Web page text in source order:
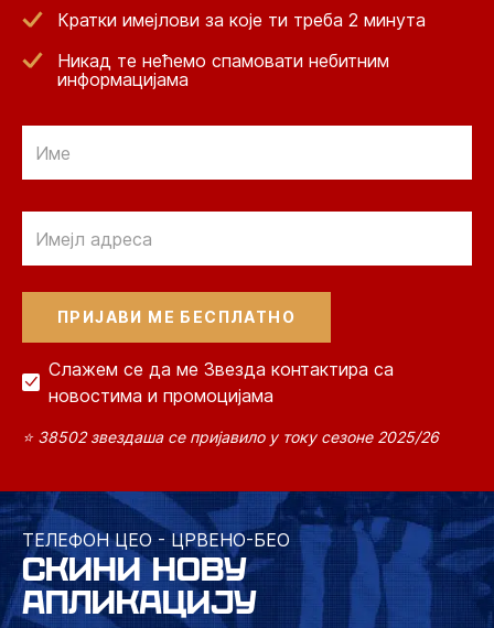
Кратки имејлови за које ти треба 2 минута
Никад те нећемо спамовати небитним
информацијама
Слажем се да ме Звезда контактира са
новостима и промоцијама
⭐ 38502 звездаша се пријавило у току сезоне 2025/26
ТЕЛЕФОН ЦЕО - ЦРВЕНО-БЕО
СКИНИ НОВУ
АПЛИКАЦИЈУ